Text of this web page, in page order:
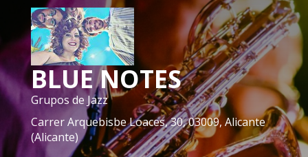
BLUE NOTES
Grupos de Jazz
Carrer Arquebisbe Loaces, 30, 03009, Alicante
(Alicante)